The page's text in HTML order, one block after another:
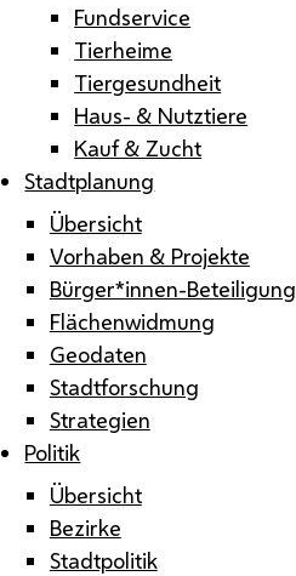
Fundservice
Tierheime
Tiergesundheit
Haus- & Nutztiere
Kauf & Zucht
Stadtplanung
Übersicht
Vorhaben & Projekte
Bürger*innen-Beteiligung
Flächenwidmung
Geodaten
Stadtforschung
Strategien
Politik
Übersicht
Bezirke
Stadtpolitik